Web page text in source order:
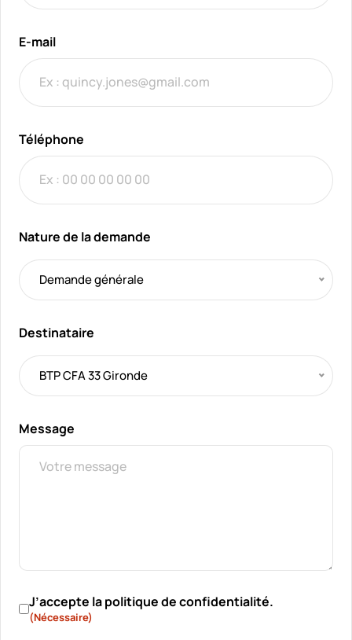
E-mail
Téléphone
Nature de la demande
Demande générale
Destinataire
BTP CFA 33 Gironde
Message
J’accepte la politique de confidentialité.
(Nécessaire)